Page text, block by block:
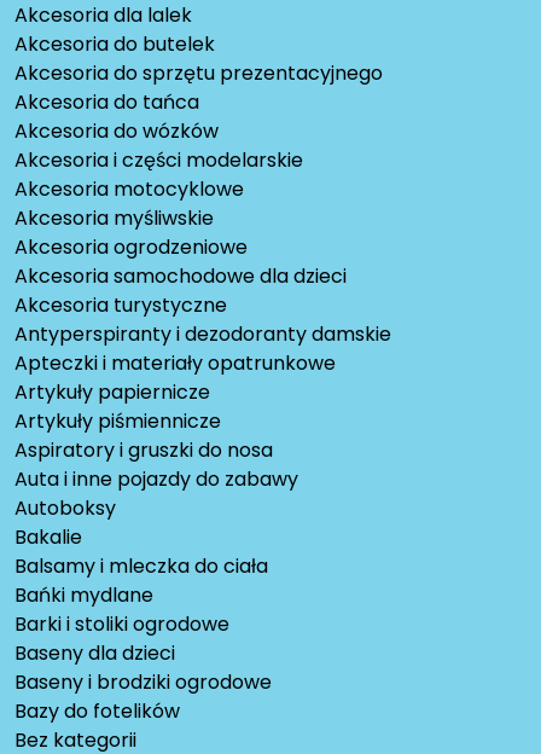
Akcesoria dla lalek
Akcesoria do butelek
Akcesoria do sprzętu prezentacyjnego
Akcesoria do tańca
Akcesoria do wózków
Akcesoria i części modelarskie
Akcesoria motocyklowe
Akcesoria myśliwskie
Akcesoria ogrodzeniowe
Akcesoria samochodowe dla dzieci
Akcesoria turystyczne
Antyperspiranty i dezodoranty damskie
Apteczki i materiały opatrunkowe
Artykuły papiernicze
Artykuły piśmiennicze
Aspiratory i gruszki do nosa
Auta i inne pojazdy do zabawy
Autoboksy
Bakalie
Balsamy i mleczka do ciała
Bańki mydlane
Barki i stoliki ogrodowe
Baseny dla dzieci
Baseny i brodziki ogrodowe
Bazy do fotelików
Bez kategorii